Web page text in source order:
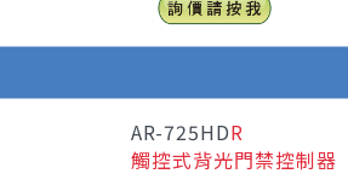
AR-725HDR
觸控式背光門禁控制器